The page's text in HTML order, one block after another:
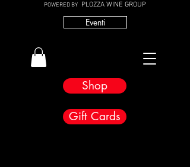
Shop
POWERED BY PLOZZA WINE GROUP
Gift Cards
Eventi